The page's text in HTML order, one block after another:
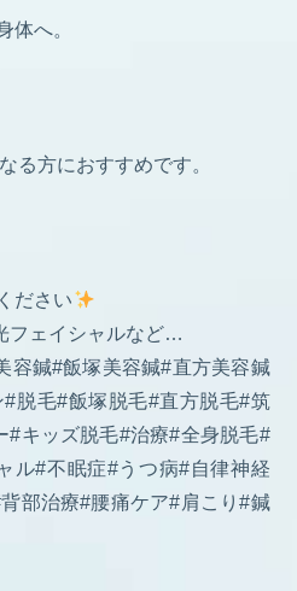
体へ。
る方におすすめです。
ださい
フェイシャルなど…
容鍼#飯塚美容鍼#直方美容鍼
脱毛#飯塚脱毛#直方脱毛#筑
#キッズ脱毛#治療#全身脱毛#
ル#不眠症#うつ病#自律神経
部治療#腰痛ケア#肩こり#鍼